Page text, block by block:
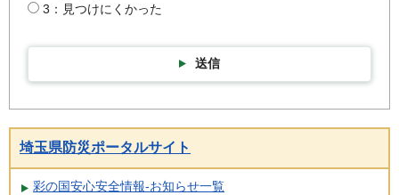
3：見つけにくかった
送信
埼玉県防災ポータルサイト
彩の国安心安全情報-お知らせ一覧